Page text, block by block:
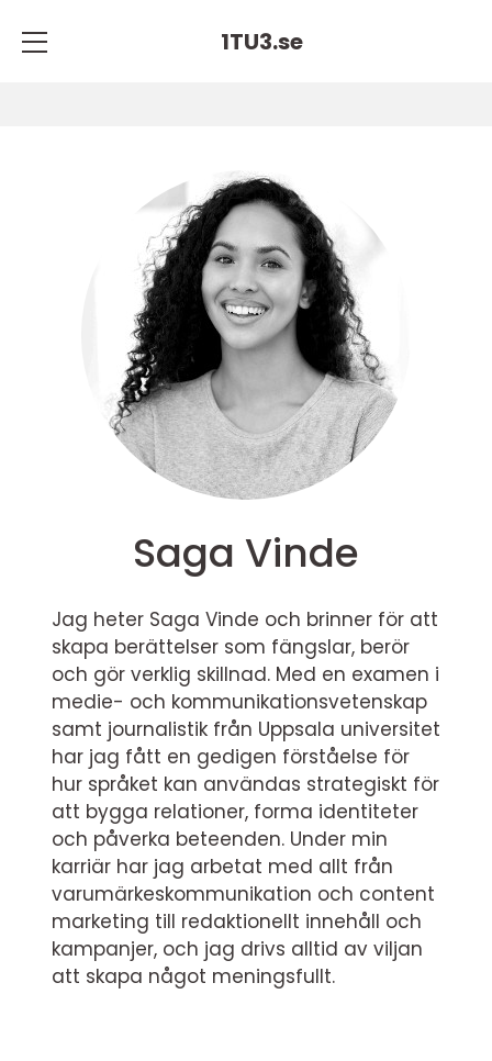
1TU3.se
Saga Vinde
Jag heter Saga Vinde och brinner för att
skapa berättelser som fängslar, berör
och gör verklig skillnad. Med en examen i
medie- och kommunikationsvetenskap
samt journalistik från Uppsala universitet
har jag fått en gedigen förståelse för
hur språket kan användas strategiskt för
att bygga relationer, forma identiteter
och påverka beteenden. Under min
karriär har jag arbetat med allt från
varumärkeskommunikation och content
marketing till redaktionellt innehåll och
kampanjer, och jag drivs alltid av viljan
att skapa något meningsfullt.